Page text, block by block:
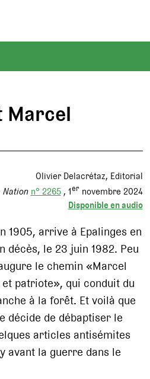
Marcel
Olivier Delacrétaz Editorial
Nation n° 2265 1ernovembre 2024
Disponible en audio
1905, arrive à Epalinges en
décès, le 23 juin 1982. Peu
le chemin «Marcel
patriote», qui conduit du
à la forêt. Et voilà que
décide de débaptiser le
articles antisémites
avant la guerre dans le